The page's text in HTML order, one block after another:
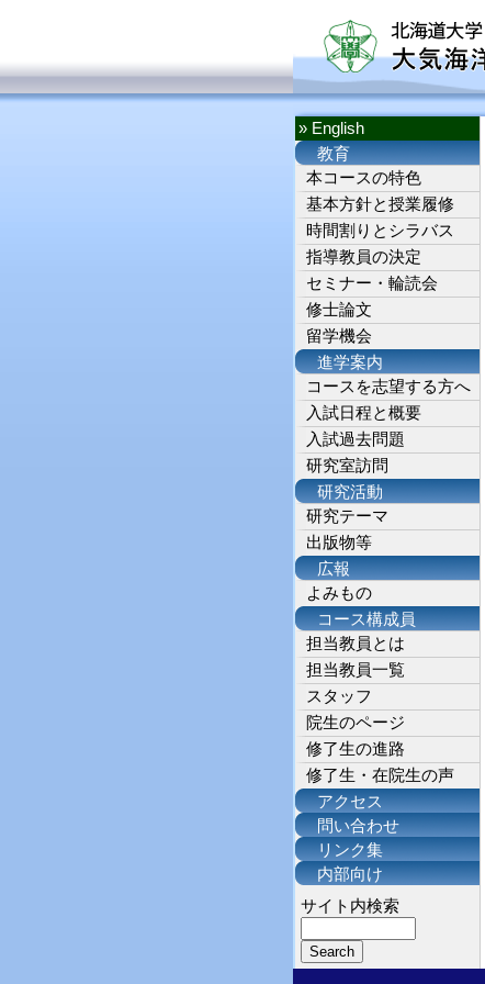
» English
教育
本コースの特色
基本方針と授業履修
時間割りとシラバス
指導教員の決定
セミナー・輪読会
修士論文
留学機会
進学案内
コースを志望する方へ
入試日程と概要
入試過去問題
研究室訪問
研究活動
研究テーマ
出版物等
広報
よみもの
コース構成員
担当教員とは
担当教員一覧
スタッフ
院生のページ
修了生の進路
修了生・在院生の声
アクセス
問い合わせ
リンク集
内部向け
サイト内検索